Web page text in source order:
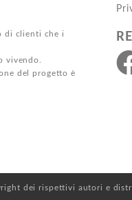
di clienti che i
vivendo.
del progetto è
dei rispettivi autori e